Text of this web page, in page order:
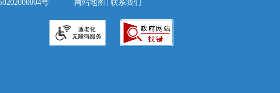
号 网站地图 | 联系我们